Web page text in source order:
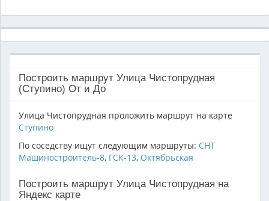
Построить маршрут Улица Чистопрудная
(Ступино) От и До
Улица Чистопрудная проложить маршрут на карте
Ступино
По соседству ищут следующим маршруты: СНТ
Машиностроитель-8, ГСК-13, Октябрьская
Построить маршрут Улица Чистопрудная на
Яндекс карте